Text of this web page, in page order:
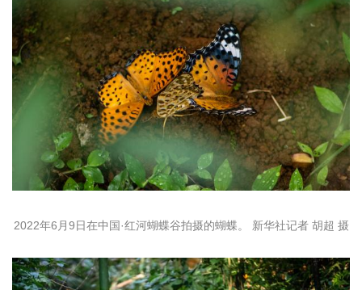
2022年6月9日在中国·红河蝴蝶谷拍摄的蝴蝶。 新华社记者 胡超 摄